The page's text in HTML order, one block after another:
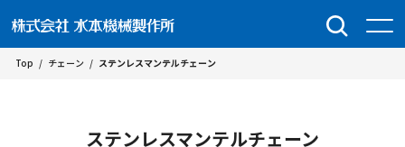
Top / チェーン / ステンレスマンテルチェーン
ステンレスマンテルチェーン